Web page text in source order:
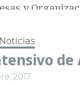
y
Noticias
de
2017